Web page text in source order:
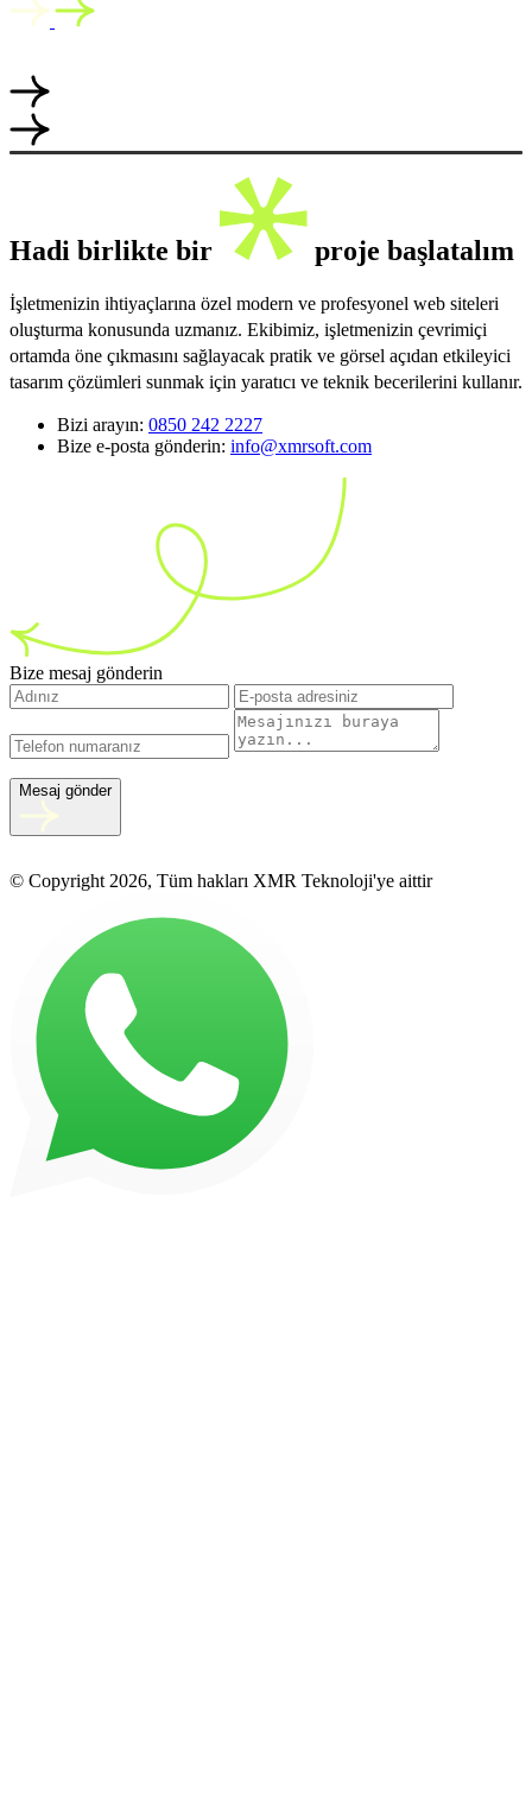
Hadi birlikte bir proje başlatalım
İşletmenizin ihtiyaçlarına özel modern ve profesyonel web siteleri
oluşturma konusunda uzmanız. Ekibimiz, işletmenizin çevrimiçi
ortamda öne çıkmasını sağlayacak pratik ve görsel açıdan etkileyici
tasarım çözümleri sunmak için yaratıcı ve teknik becerilerini kullanır.
Bizi arayın: 0850 242 2227
Bize e-posta gönderin: info@xmrsoft.com
Bize mesaj gönderin
Mesaj gönder
© Copyright 2026, Tüm hakları XMR Teknoloji'ye aittir